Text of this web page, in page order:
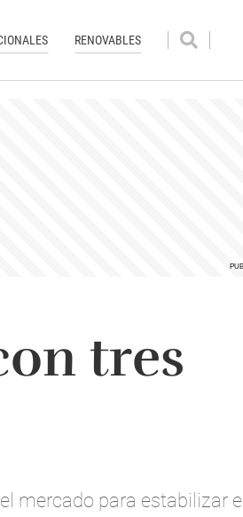
RENOVABLES
tres
mercado para estabilizar el